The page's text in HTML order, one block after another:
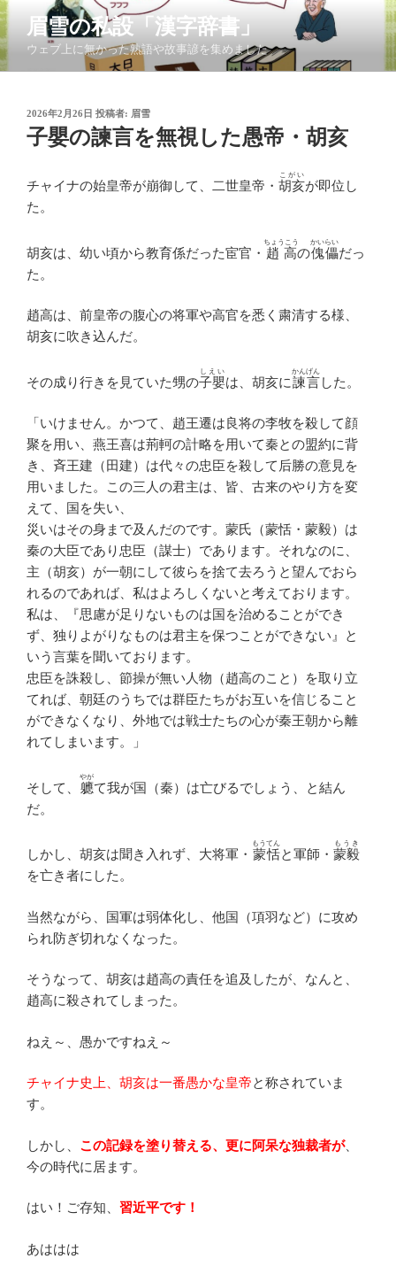
コ
ン
テ
ン
眉雪の私設「漢字辞書」
ウェブ上に無かった熟語や故事諺を集めました
投
稿
日:
2026年2月26日 投稿者: 眉雪
子嬰の諫言を無視した愚帝・胡亥
チャイナの始皇帝が崩御して、二世皇帝・ 胡亥
こがい
が即位し
た。
胡亥は、幼い頃から教育係だった宦官・ 趙高
ちょうこう
の傀儡
かいらい
だっ
た。
趙高は、前皇帝の腹心の将軍や高官を悉く粛清する様、
胡亥に吹き込んだ。
その成り行きを見ていた甥の子嬰
しえい
は、胡亥に諫言
かんげん
した。
「いけません。かつて、趙王遷は良将の李牧を殺して顔
聚を用い、燕王喜は荊軻の計略を用いて秦との盟約に背
き、斉王建（田建）は代々の忠臣を殺して后勝の意見を
用いました。この三人の君主は、皆、古来のやり方を変
えて、国を失い、
災いはその身まで及んだのです。蒙氏（蒙恬・蒙毅）は
秦の大臣であり忠臣（謀士）であります。それなのに、
主（胡亥）が一朝にして彼らを捨て去ろうと望んでおら
れるのであれば、私はよろしくないと考えております。
私は、『思慮が足りないものは国を治めることができ
ず、独りよがりなものは君主を保つことができない』と
いう言葉を聞いております。
忠臣を誅殺し、節操が無い人物（趙高のこと）を取り立
てれば、朝廷のうちでは群臣たちがお互いを信じること
ができなくなり、外地では戦士たちの心が秦王朝から離
れてしまいます。」
そして、 軈
やが
て我が国（秦）は亡びるでしょう、と結ん
だ。
しかし、胡亥は聞き入れず、大将軍・ 蒙恬
もうてん
と軍師・ 蒙毅
もうき
を亡き者にした。
当然ながら、国軍は弱体化し、他国（項羽など）に攻め
られ防ぎ切れなくなった。
そうなって、胡亥は趙高の責任を追及したが、なんと、
趙高に殺されてしまった。
ねえ～、愚かですねえ～
チャイナ史上、胡亥は一番愚かな皇帝と称されていま
す。
しかし、 この記録を塗り替える、更に阿呆な独裁者が、
今の時代に居ます。
はい！ご存知、 習近平です！
あははは